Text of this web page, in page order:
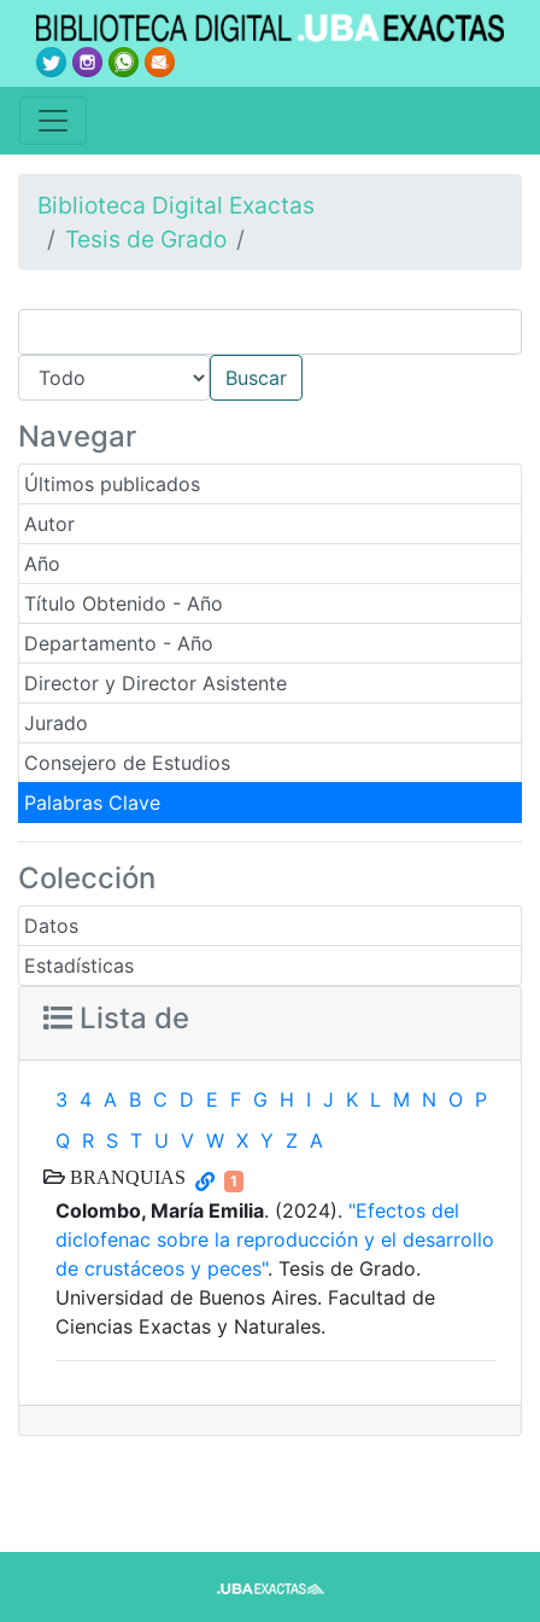
Biblioteca Digital Exactas
Tesis de Grado
Navegar
Últimos publicados
Autor
Año
Título Obtenido - Año
Departamento - Año
Director y Director Asistente
Jurado
Consejero de Estudios
Palabras Clave
Colección
Datos
Estadísticas
Lista de
3 4 A B C D E F G H I J K L M N O P
Q R S T U V W X Y Z Α
BRANQUIAS 1
Colombo, María Emilia. (2024). "Efectos del
diclofenac sobre la reproducción y el desarrollo
de crustáceos y peces". Tesis de Grado.
Universidad de Buenos Aires. Facultad de
Ciencias Exactas y Naturales.